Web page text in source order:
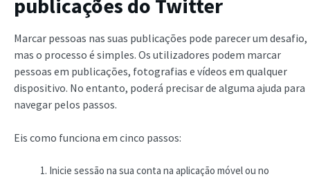
publicações do Twitter
Marcar pessoas nas suas publicações pode parecer um desafio,
mas o processo é simples. Os utilizadores podem marcar
pessoas em publicações, fotografias e vídeos em qualquer
dispositivo. No entanto, poderá precisar de alguma ajuda para
navegar pelos passos.
Eis como funciona em cinco passos:
Inicie sessão na sua conta na aplicação móvel ou no